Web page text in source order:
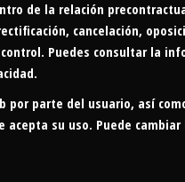
de la relación
cancelación,
Puedes consultar la
.
parte del usuario, así
su uso. Puede